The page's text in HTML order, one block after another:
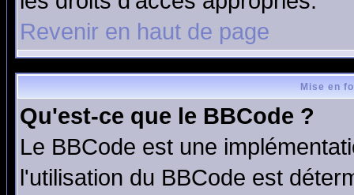
Revenir en haut de page
Mise en
Qu'est-ce que le BBCode ?
Le BBCode est une
l'utilisation du BBCode est